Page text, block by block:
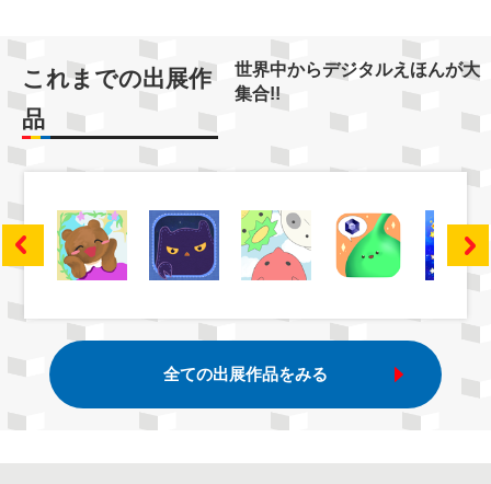
これまでの出展作
品
世界中からデジタルえほんが大
集合!!
全ての出展作品をみる